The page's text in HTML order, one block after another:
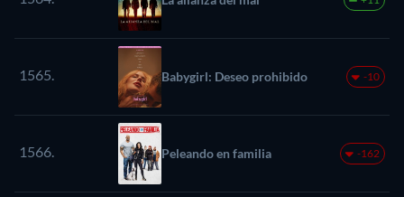
1565. Babygirl: Deseo prohibido -10
1566. Peleando en familia -162